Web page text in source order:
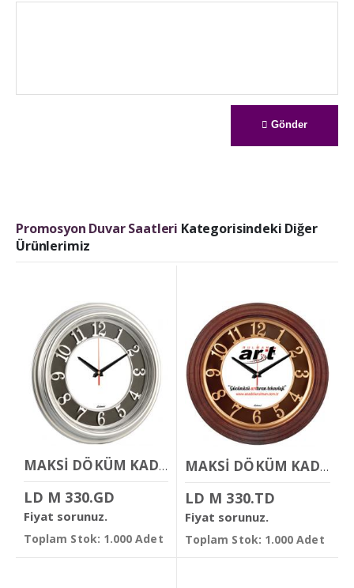
Gönder
Promosyon Duvar Saatleri Kategorisindeki Diğer
Ürünlerimiz
MAKSİ DÖKÜM KADRANLI DUVAR SAATİ
LD M 330.GD
Fiyat sorunuz.
Toplam Stok: 1.000 Adet
MAKSİ DÖKÜM KADRANLI DUVAR SAATİ
LD M 330.TD
Fiyat sorunuz.
Toplam Stok: 1.000 Adet